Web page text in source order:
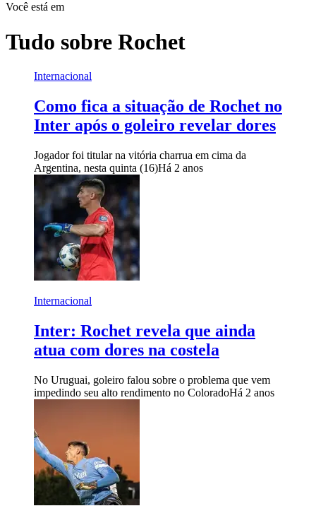
Você está em
Tudo sobre Rochet
Internacional
Como fica a situação de Rochet no
Inter após o goleiro revelar dores
Jogador foi titular na vitória charrua em cima da
Argentina, nesta quinta (16)Há 2 anos
Internacional
Inter: Rochet revela que ainda
atua com dores na costela
No Uruguai, goleiro falou sobre o problema que vem
impedindo seu alto rendimento no ColoradoHá 2 anos